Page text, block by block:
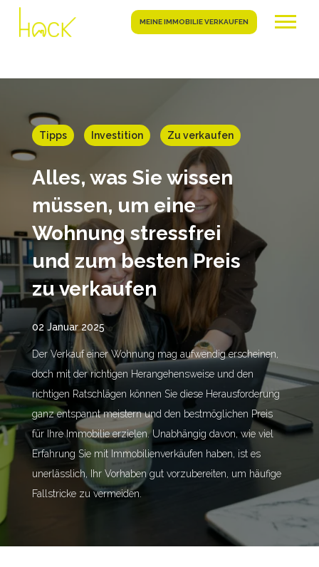
MEINE IMMOBILIE VERKAUFEN
Tipps Investition Zu verkaufen
Alles, was Sie wissen
müssen, um eine
Wohnung stressfrei
und zum besten Preis
zu verkaufen
02 Januar 2025
Der Verkauf einer Wohnung mag aufwendig erscheinen,
doch mit der richtigen Herangehensweise und den
richtigen Ratschlägen können Sie diese Herausforderung
ganz entspannt meistern und den bestmöglichen Preis
für Ihre Immobilie erzielen. Unabhängig davon, wie viel
Erfahrung Sie mit Immobilienverkäufen haben, ist es
unerlässlich, Ihr Vorhaben gut vorzubereiten, um häufige
Fallstricke zu vermeiden.